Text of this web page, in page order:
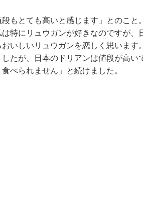
もとても高いと感じます」とのこ
特にリュウガンが好きなのですが、
いしいリュウガンを恋しく思います
たが、日本のドリアンは値段が高い
べられません」と続けました。